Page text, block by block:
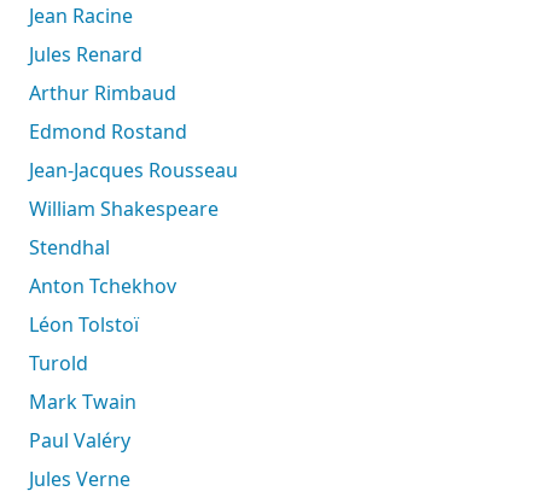
Jean Racine
Jules Renard
Arthur Rimbaud
Edmond Rostand
Jean-Jacques Rousseau
William Shakespeare
Stendhal
Anton Tchekhov
Léon Tolstoï
Turold
Mark Twain
Paul Valéry
Jules Verne